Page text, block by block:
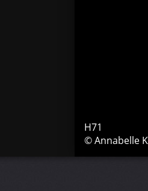
H71
© Annabelle